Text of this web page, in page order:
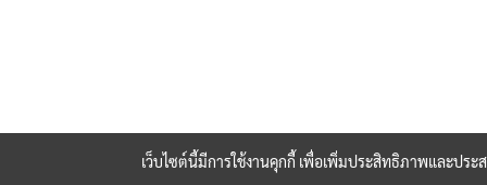
เว็บไซต์นี้มีการใช้งานคุกกี้ เพื่อเพิ่มประสิทธิภาพและปร